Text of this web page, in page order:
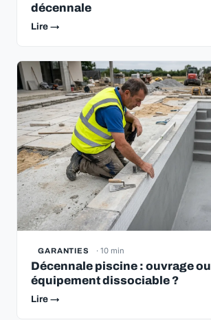
décennale
Lire →
GARANTIES · 10 min
Décennale piscine : ouvrage ou
équipement dissociable ?
Lire →